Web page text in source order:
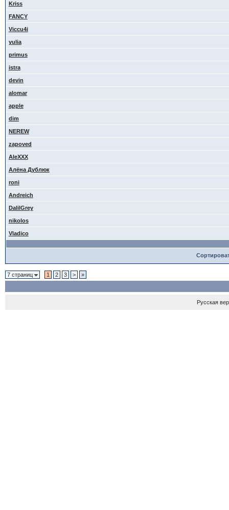
Kriss
FANCY
Viccu4i
yulia
primus
istra
devin
alomar
apple
dim
NEREW
zapoved
AleXXX
Алёна Дублюк
roni
Andreich
DalilGrey
nikolos
Vladico
7 страниц 1 2 3 > »
Русская